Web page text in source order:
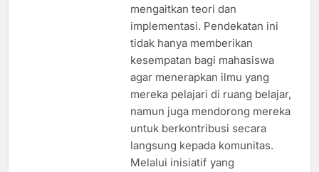
mengaitkan teori dan
implementasi. Pendekatan ini
tidak hanya memberikan
kesempatan bagi mahasiswa
agar menerapkan ilmu yang
mereka pelajari di ruang belajar,
namun juga mendorong mereka
untuk berkontribusi secara
langsung kepada komunitas.
Melalui inisiatif yang